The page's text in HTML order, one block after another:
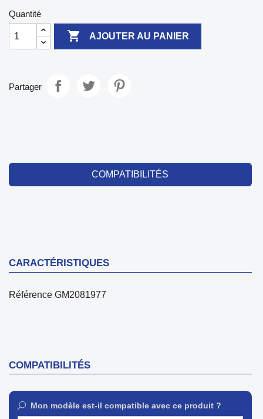
Quantité
 AJOUTER AU PANIER
Partager
COMPATIBILITÉS
CARACTÉRISTIQUES
Référence GM2081977
COMPATIBILITÉS
Mon modèle est-il compatible avec ce produit ?